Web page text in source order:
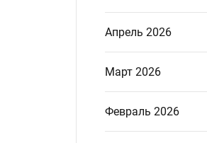
Апрель 2026
Март 2026
Февраль 2026